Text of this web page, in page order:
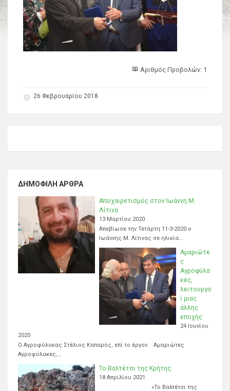
Αριθμός Προβολών: 1
26 Φεβρουαρίου 2018
ΔΗΜΟΦΙΛΉ ΆΡΘΡΑ
Αποχαιρετισμός στον Ιωάννη Μ.
Λίτινα
13 Μαρτίου 2020
Απεβίωσε την Τετάρτη 11-3-2020 ο
Ιωάννης Μ. Λίτινας σε ηλικία…
Αμαριώτε
ς
Αγροφύλα
κες,
λειτουργο
ί μιας
άλλης
εποχής
24 Ιουνίου
2020
Ο Αγροφύλακας Στέλιος Καπαρός, επί το έργον. Αμαριώτες
Αγροφύλακες,…
Το Βαλτέτσι της Κρήτης.
18 Απριλίου 2021
«Το Βαλτέτσι της